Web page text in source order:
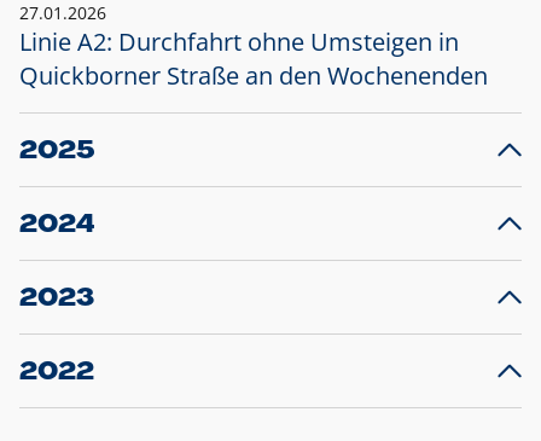
27.01.2026
Linie A2: Durchfahrt ohne Umsteigen in
Quickborner Straße an den Wochenenden
2025
23.12.2025
Projekt S5: Start der Bauarbeiten am
2024
10.12.2024
Großprojekt S5: Sperrung der Bahnstraße in
2023
20.12.2023
Schleswig-Holstein verlängert den
2022
22.12.2022